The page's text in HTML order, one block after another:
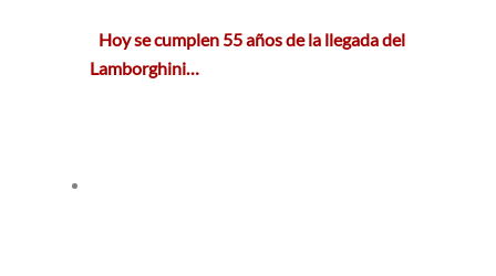
Hoy se cumplen 55 años de la llegada del
Lamborghini…